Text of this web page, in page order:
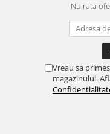
Nu rata
Vreau sa
magazinului.